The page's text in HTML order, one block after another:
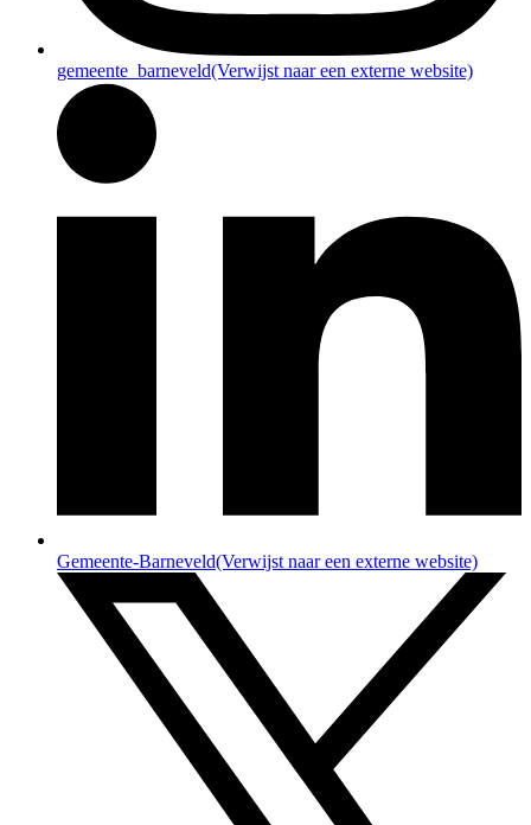
gemeente_barneveld(Verwijst naar een externe website)
Gemeente-Barneveld(Verwijst naar een externe website)